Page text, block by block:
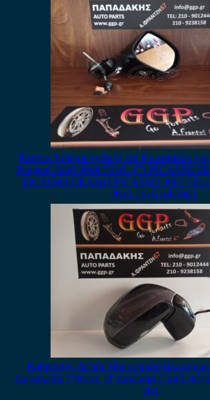
Καπάκι Χρώμιο (νίκελ) και Κρύσταλλο
Peugeot 3008 2009-2016 / C3 PICASSO
PICASSO/GRAND PICASSO 2007-
2010-2016 (0U/0E)
Καθρέπτης Δεξιός Ηλεκτρικός
Ασφαλείας 2 Φίσες 11 Καλώδια Γκρι
2017